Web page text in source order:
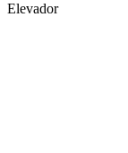
Elevador